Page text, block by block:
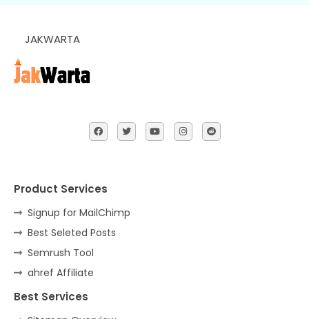
JAKWARTA
Product Services
Signup for MailChimp
Best Seleted Posts
Semrush Tool
ahref Affiliate
Best Services